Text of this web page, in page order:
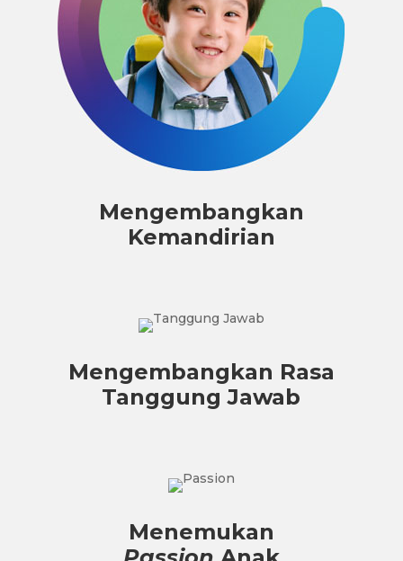
Mengembangkan
Kemandirian
Mengembangkan Rasa
Tanggung Jawab
Menemukan